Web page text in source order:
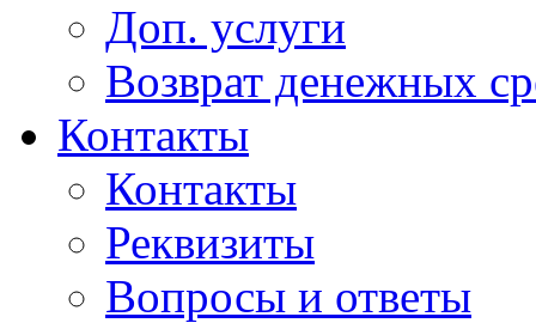
Доп. услуги
Возврат денежных
Контакты
Контакты
Реквизиты
Вопросы и ответы